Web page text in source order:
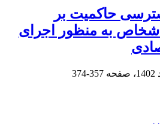
حاکمیت بر
اشخاص به منظور اجرای
357-374